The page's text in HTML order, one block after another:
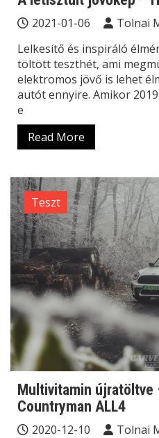
2021-01-06 Tolnai
Lelkesítő és inspiráló
töltött teszthét, ami
elektromos jövő is lehet
autót ennyire. Amikor
e
Read More
Teszt
Multivitamin újratöltve
Countryman ALL4
2020-12-10 Tolnai